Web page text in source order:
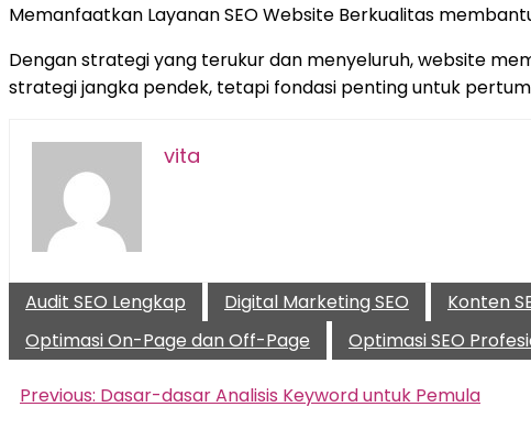
Memanfaatkan Layanan SEO Website Berkualitas
Dengan strategi yang terukur dan menyeluruh, website
strategi jangka pendek, tetapi fondasi penting untuk
vita
Audit SEO Lengkap Digital Marketing SEO Konten
Optimasi On-Page dan Off-Page
Optimasi SEO
pos
Previous: Dasar-dasar Analisis Keyword untuk Pemula